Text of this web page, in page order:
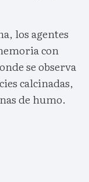
los agentes
con
se observa
calcinadas,
de humo.